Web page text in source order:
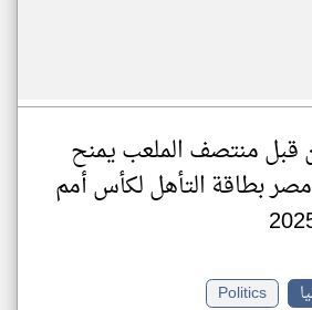
منتصف الملعب يمنح
بطاقة التأهل لكأس أمم
Politics